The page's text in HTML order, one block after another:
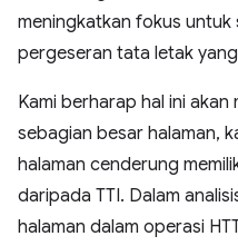
meningkatkan fokus untuk
pergeseran tata letak
Kami berharap hal ini
sebagian besar halaman,
halaman cenderung
daripada TTI. Dalam
halaman dalam operasi